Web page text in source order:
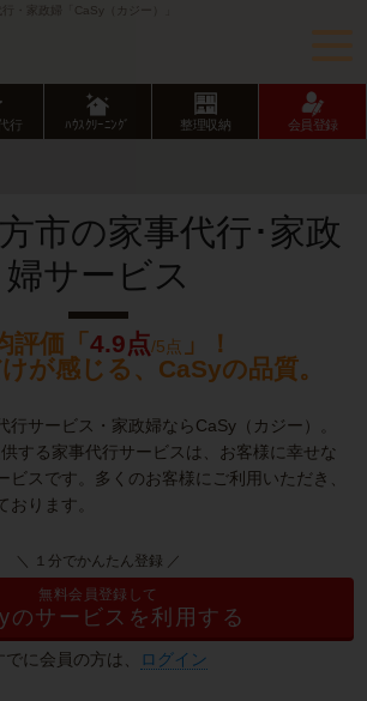
・家政婦「CaSy（カジー）」
行 ﾊｳｽｸﾘｰﾆﾝｸﾞ 整理収納 会員登録
ービス
市の家事代行･家政
婦サービス
評価「 4.9点/5点
」！
が感じる、CaSyの品質。
行サービス・家政婦ならCaSy（カジー）。
する家事代行サービスは、お客様に幸せな
ビスです。多くのお客様にご利用いただき、
おります。
＼ １分でかんたん登録 ／
無料会員登録して
のサービスを利用する
でに会員の方は、 ログイン